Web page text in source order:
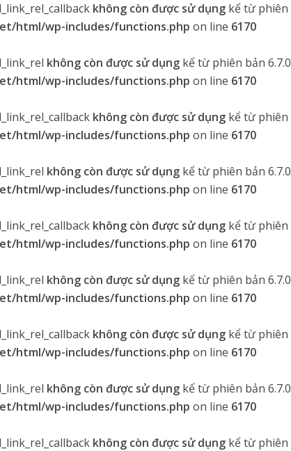
không còn được sử dụng kể từ phiên
html/wp-includes/functions.php on line 6170
không còn được sử dụng kể từ phiên bản
html/wp-includes/functions.php on line 6170
không còn được sử dụng kể từ phiên
html/wp-includes/functions.php on line 6170
không còn được sử dụng kể từ phiên bản
html/wp-includes/functions.php on line 6170
không còn được sử dụng kể từ phiên
html/wp-includes/functions.php on line 6170
không còn được sử dụng kể từ phiên bản
html/wp-includes/functions.php on line 6170
không còn được sử dụng kể từ phiên
html/wp-includes/functions.php on line 6170
không còn được sử dụng kể từ phiên bản
html/wp-includes/functions.php on line 6170
không còn được sử dụng kể từ phiên